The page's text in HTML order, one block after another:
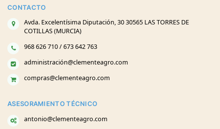
CONTACTO
Avda. Excelentísima Diputación, 30 30565 LAS TORRES DE
COTILLAS (MURCIA)
968 626 710 / 673 642 763
administración@clementeagro.com
compras@clementeagro.com
ASESORAMIENTO TÉCNICO
antonio@clementeagro.com